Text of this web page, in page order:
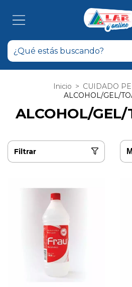
Inicio > CUIDADO
ALCOHOL/GEL/
ALCOHOL/
Filtrar